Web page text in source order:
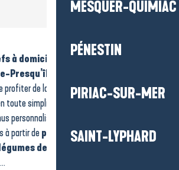
MESQUER-QUIMIAC
PÉNESTIN
PIRIAC-SUR-MER
SAINT-LYPHARD
Events
Sarrasine
à domicile et foodtrucksde la
Presqu’île de Guérande
profiter de la
gastronomie locale: à votre
toute simplicité. Grâce à leur savoir-faire,
personnalisés, de
à partir deproduits du terroir:poissons
de saison